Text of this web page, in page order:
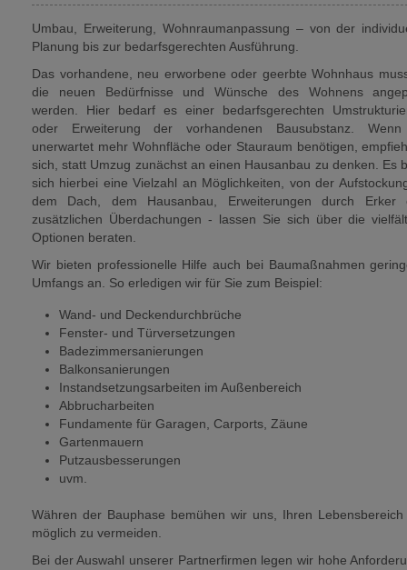
Umbau, Erweiterung, Wohnraumanpassung – von der
Planung bis zur bedarfsgerechten Ausführung.
Das vorhandene, neu erworbene oder geerbte Wohnhaus
die neuen Bedürfnisse und Wünsche des Wohnens
werden. Hier bedarf es einer bedarfsgerechten
oder Erweiterung der vorhandenen Bausubstanz.
unerwartet mehr Wohnfläche oder Stauraum benötigen,
sich, statt Umzug zunächst an einen Hausanbau zu denken. Es
sich hierbei eine Vielzahl an Möglichkeiten, von der
dem Dach, dem Hausanbau, Erweiterungen durch Erker
zusätzlichen Überdachungen - lassen Sie sich über die
Optionen beraten.
Wir bieten professionelle Hilfe auch bei Baumaßnahmen
Umfangs an. So erledigen wir für Sie zum Beispiel:
Wand- und Deckendurchbrüche
Fenster- und Türversetzungen
Badezimmersanierungen
Balkonsanierungen
Instandsetzungsarbeiten im Außenbereich
Abbrucharbeiten
Fundamente für Garagen, Carports, Zäune
Gartenmauern
Putzausbesserungen
uvm.
Währen der Bauphase bemühen wir uns, Ihren
möglich zu vermeiden.
Bei der Auswahl unserer Partnerfirmen legen wir hohe